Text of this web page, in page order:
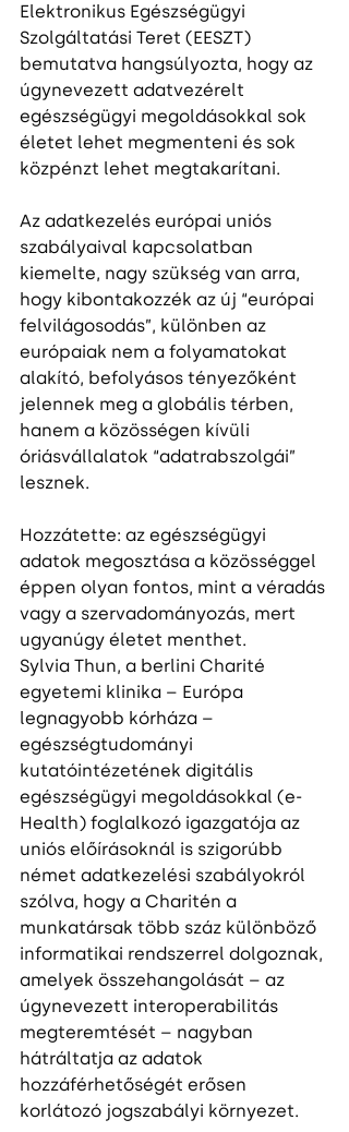
Elektronikus Egészségügyi
Szolgáltatási Teret (EESZT)
bemutatva hangsúlyozta, hogy az
úgynevezett adatvezérelt
egészségügyi megoldásokkal sok
életet lehet megmenteni és sok
közpénzt lehet megtakarítani.
Az adatkezelés európai uniós
szabályaival kapcsolatban
kiemelte, nagy szükség van arra,
hogy kibontakozzék az új “európai
felvilágosodás”, különben az
európaiak nem a folyamatokat
alakító, befolyásos tényezőként
jelennek meg a globális térben,
hanem a közösségen kívüli
óriásvállalatok “adatrabszolgái”
lesznek.
Hozzátette: az egészségügyi
adatok megosztása a közösséggel
éppen olyan fontos, mint a véradás
vagy a szervadományozás, mert
ugyanúgy életet menthet.
Sylvia Thun, a berlini Charité
egyetemi klinika – Európa
legnagyobb kórháza –
egészségtudományi
kutatóintézetének digitális
egészségügyi megoldásokkal (e-
Health) foglalkozó igazgatója az
uniós előírásoknál is szigorúbb
német adatkezelési szabályokról
szólva, hogy a Charitén a
munkatársak több száz különböző
informatikai rendszerrel dolgoznak,
amelyek összehangolását – az
úgynevezett interoperabilitás
megteremtését – nagyban
hátráltatja az adatok
hozzáférhetőségét erősen
korlátozó jogszabályi környezet.